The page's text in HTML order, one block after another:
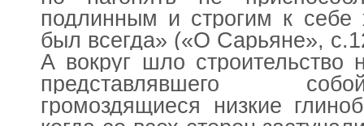
подлинным и строгим к себе
был всегда» («О Сарьяне»,
А вокруг шло строительство
представлявшего
громоздящиеся низкие